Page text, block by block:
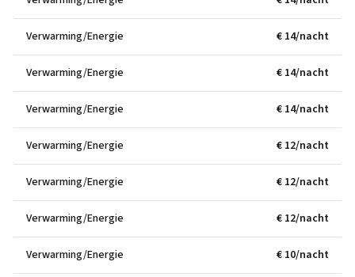
Verwarming/Energie € 14/nacht
Verwarming/Energie € 14/nacht
Verwarming/Energie € 14/nacht
Verwarming/Energie € 12/nacht
Verwarming/Energie € 12/nacht
Verwarming/Energie € 12/nacht
Verwarming/Energie € 10/nacht